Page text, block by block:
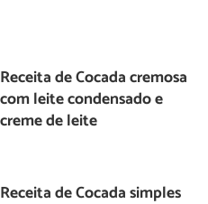
Receita de Cocada cremosa
com leite condensado e
creme de leite
Receita de Cocada simples